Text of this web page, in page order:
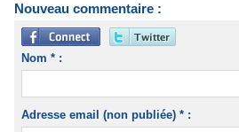
Nouveau commentaire :
Nom * :
Adresse email (non publiée) * :